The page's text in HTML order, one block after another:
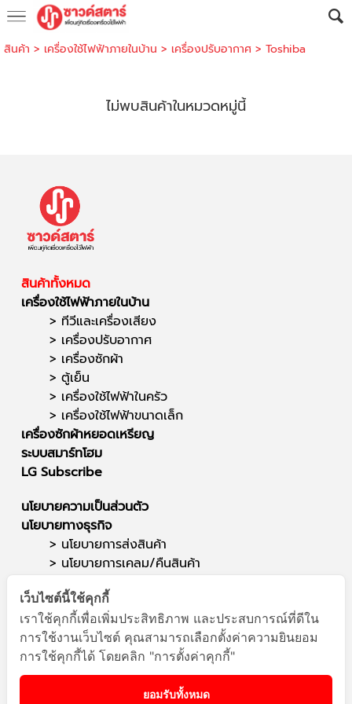
สินค้า > เครื่องใช้ไฟฟ้าภายในบ้าน > เครื่องปรับอากาศ> Toshiba
ไม่พบสินค้าในหมวดหมู่นี้
สินค้าทั้งหมด
เครื่องใช้ไฟฟ้าภายในบ้าน
> ทีวีและเครื่องเสียง
> เครื่องปรับอากาศ
> เครื่องซักผ้า
> ตู้เย็น
> เครื่องใช้ไฟฟ้าในครัว
> เครื่องใช้ไฟฟ้าขนาดเล็ก
เครื่องซักผ้าหยอดเหรียญ
ระบบสมาร์ทโฮม
LG Subscribe
นโยบายความเป็นส่วนตัว
นโยบายทางธุรกิจ
> นโยบายการส่งสินค้า
> นโยบายการเคลม/คืนสินค้า
ติดต่อเรา
ซาวด์สตาร์ (สำนักงานใหญ่)
สาขาแยกสนามบิน
โทรศัพท์ : 095-564-1949
E-mail :info@soundstar.co.th
เปิดทำการวันจันทร์ - เสาร์ : เวลา 09.00 น. - 18.00 น.
เว็บไซต์นี้ใช้คุกกี้
เราใช้คุกกี้เพื่อเพิ่มประสิทธิภาพ และประสบการณ์ที่ดีใน
การใช้งานเว็บไซต์ คุณสามารถเลือกตั้งค่าความยินยอม
การใช้คุกกี้ได้ โดยคลิก "การตั้งค่าคุกกี้"
ยอมรับทั้งหมด